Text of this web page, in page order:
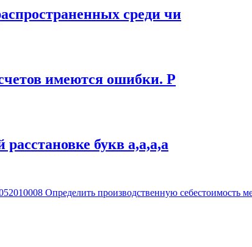
среди чи
имеются ошибки. Р
букв а,а,а,а
Определить производственную себестоимость